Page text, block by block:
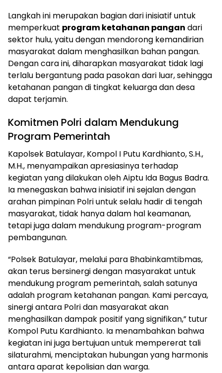
Langkah ini merupakan bagian dari inisiatif untuk
memperkuat program ketahanan pangan dari
sektor hulu, yaitu dengan mendorong kemandirian
masyarakat dalam menghasilkan bahan pangan.
Dengan cara ini, diharapkan masyarakat tidak lagi
terlalu bergantung pada pasokan dari luar, sehingga
ketahanan pangan di tingkat keluarga dan desa
dapat terjamin.
Komitmen Polri dalam Mendukung
Program Pemerintah
Kapolsek Batulayar, Kompol I Putu Kardhianto, S.H.,
M.H., menyampaikan apresiasinya terhadap
kegiatan yang dilakukan oleh Aiptu Ida Bagus Badra.
Ia menegaskan bahwa inisiatif ini sejalan dengan
arahan pimpinan Polri untuk selalu hadir di tengah
masyarakat, tidak hanya dalam hal keamanan,
tetapi juga dalam mendukung program-program
pembangunan.
“Polsek Batulayar, melalui para Bhabinkamtibmas,
akan terus bersinergi dengan masyarakat untuk
mendukung program pemerintah, salah satunya
adalah program ketahanan pangan. Kami percaya,
sinergi antara Polri dan masyarakat akan
menghasilkan dampak positif yang signifikan,” tutur
Kompol Putu Kardhianto. Ia menambahkan bahwa
kegiatan ini juga bertujuan untuk mempererat tali
silaturahmi, menciptakan hubungan yang harmonis
antara aparat kepolisian dan warga.